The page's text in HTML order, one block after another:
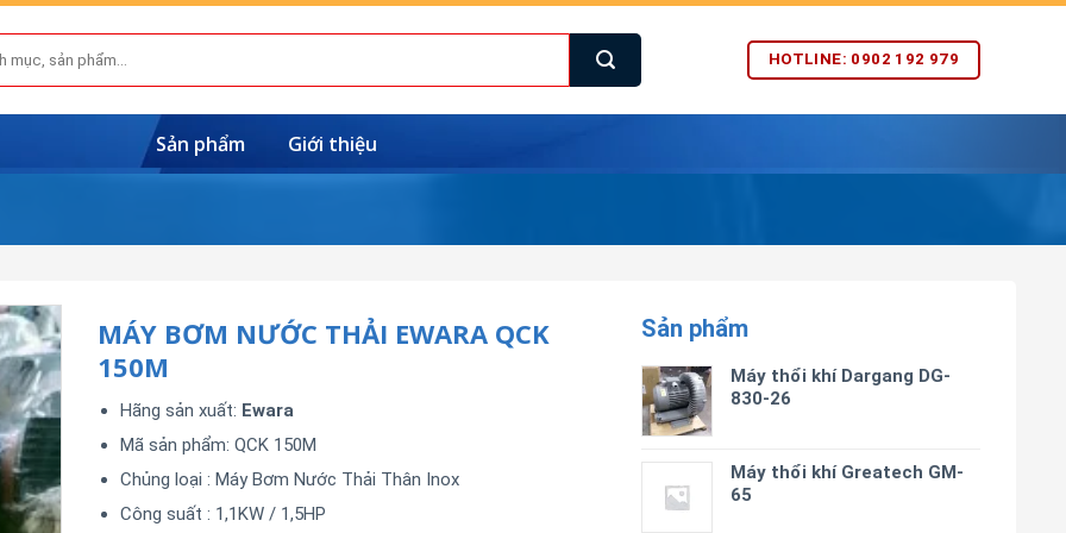
HOTLINE: 0902 192 979
Sản phẩm Giới thiệu
Sản phẩm
Máy thổi khí Dargang DG-
830-26
Máy thổi khí Greatech GM-
65
MÁY BƠM NƯỚC THẢI EWARA QCK
150M
Hãng sản xuất: Ewara
Mã sản phẩm: QCK 150M
Chủng loại : Máy Bơm Nước Thải Thân Inox
Công suất : 1,1KW / 1,5HP